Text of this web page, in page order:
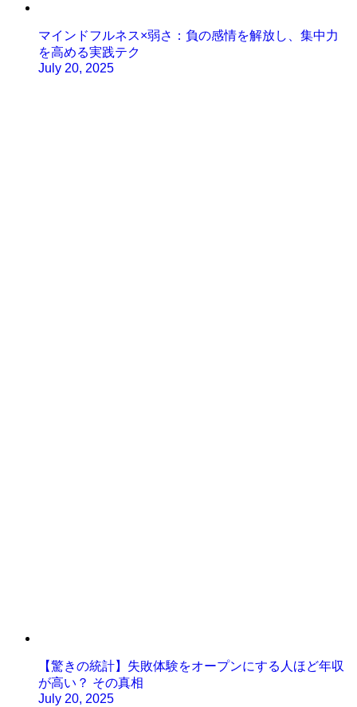
マインドフルネス×弱さ：負の感情を解放し、集中力
を高める実践テク
July 20, 2025
【驚きの統計】失敗体験をオープンにする人ほど年収
が高い？ その真相
July 20, 2025